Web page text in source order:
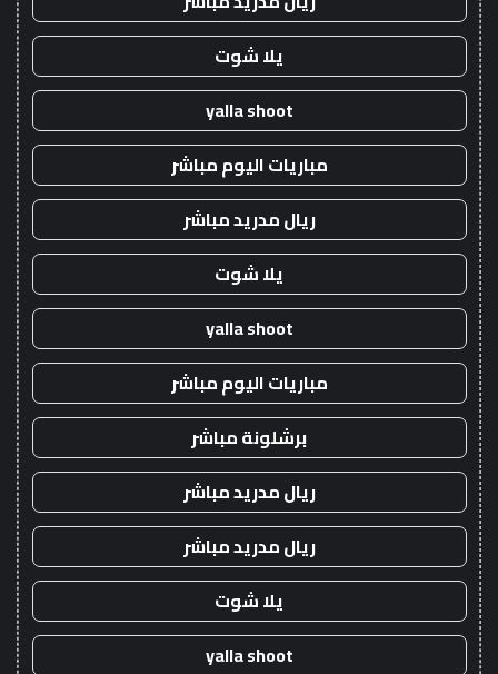
يلا شوت
yalla shoot
مباريات اليوم مباشر
ريال مدريد مباشر
يلا شوت
yalla shoot
مباريات اليوم مباشر
برشلونة مباشر
ريال مدريد مباشر
ريال مدريد مباشر
يلا شوت
yalla shoot